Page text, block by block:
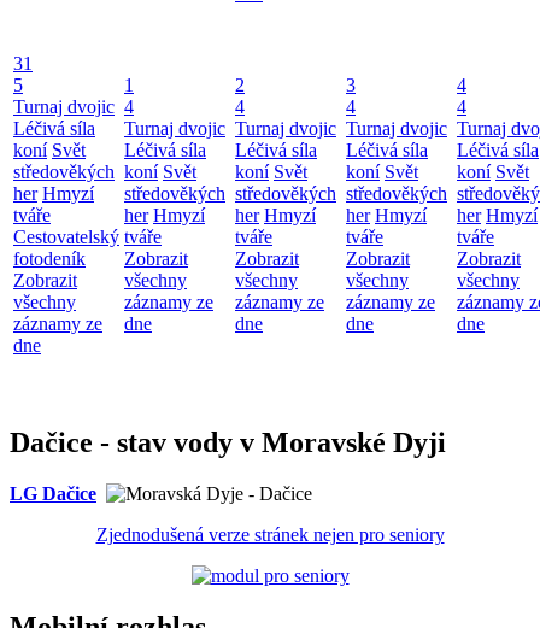
31
5
Turnaj dvojic
Léčivá síla
koní Svět
středověkých
her Hmyzí
tváře
Cestovatelský
fotodeník
Zobrazit
všechny
záznamy ze
dne
1
4
Turnaj dvojic
Léčivá síla
koní Svět
středověkých
her Hmyzí
tváře
Zobrazit
všechny
záznamy ze
dne
2
4
Turnaj dvojic
Léčivá síla
koní Svět
středověkých
her Hmyzí
tváře
Zobrazit
všechny
záznamy ze
dne
3
4
Turnaj dvojic
Léčivá síla
koní Svět
středověkých
her Hmyzí
tváře
Zobrazit
všechny
záznamy ze
dne
4
4
Turnaj
Léčivá síla
koní Svět
her Hmyzí
tváře
Zobrazit
všechny
záznamy
dne
Dačice - stav vody v Moravské Dyji
LG Dačice
Zjednodušená verze stránek nejen pro seniory